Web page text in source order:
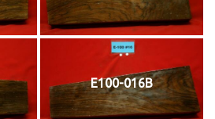
E100-016B